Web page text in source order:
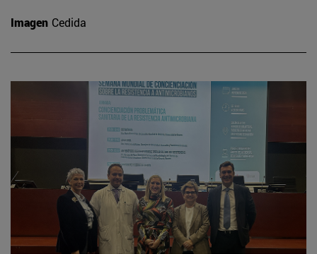
Imagen Cedida